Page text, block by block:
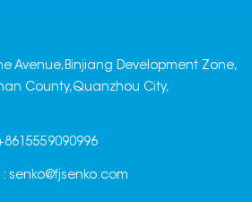
Avenue,Binjiang Development Zone,
County,Quanzhou City,
senko@fjsenko.com